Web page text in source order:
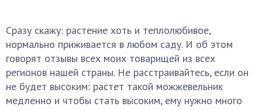
Сразу скажу: растение хоть и теплолюбивое,
нормально приживается в любом саду. И об этом
говорят отзывы всех моих товарищей из всех
регионов нашей страны. Не расстраивайтесь, если он
не будет высоким: растет такой можжевельник
медленно и чтобы стать высоким, ему нужно много